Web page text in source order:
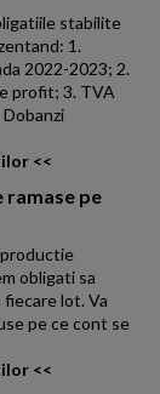
stabilite
1.
2022-2023; 2.
profit; 3. TVA
<<
ramase pe
obligati sa
lot. Va
pe ce cont se
<<